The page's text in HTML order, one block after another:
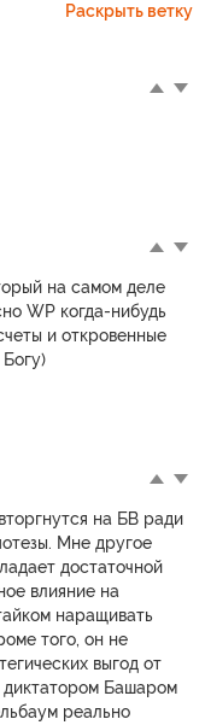
Раскрыть ветку
на самом деле
WP когда-нибудь
и откровенные
на БВ ради
Мне другое
достаточной
влияние на
наращивать
того, он не
выгод от
Башаром
реально